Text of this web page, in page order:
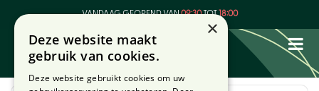
VANDAAG GEOPEND VAN09:30TOT18:00
×
Deze website maakt
gebruik van cookies.
Deze website gebruikt cookies om uw